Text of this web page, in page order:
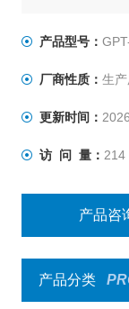
和爆破压力试
器。
产品型号：
厂商性质： 生
更新时间：
访 问 量： 214
产品咨
产品分类